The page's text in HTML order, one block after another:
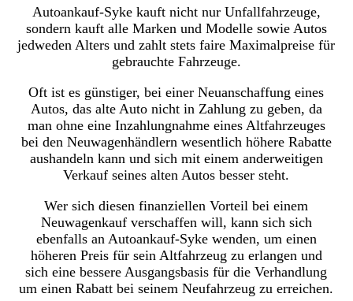
Autoankauf-Syke kauft nicht nur Unfallfahrzeuge,
sondern kauft alle Marken und Modelle sowie Autos
jedweden Alters und zahlt stets faire Maximalpreise für
gebrauchte Fahrzeuge.
Oft ist es günstiger, bei einer Neuanschaffung eines
Autos, das alte Auto nicht in Zahlung zu geben, da
man ohne eine Inzahlungnahme eines Altfahrzeuges
bei den Neuwagenhändlern wesentlich höhere Rabatte
aushandeln kann und sich mit einem anderweitigen
Verkauf seines alten Autos besser steht.
Wer sich diesen finanziellen Vorteil bei einem
Neuwagenkauf verschaffen will, kann sich sich
ebenfalls an Autoankauf-Syke wenden, um einen
höheren Preis für sein Altfahrzeug zu erlangen und
sich eine bessere Ausgangsbasis für die Verhandlung
um einen Rabatt bei seinem Neufahrzeug zu erreichen.